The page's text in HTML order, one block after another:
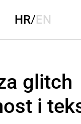
HR/EN
glitch
i